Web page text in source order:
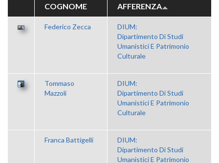
COGNOME
AFFERENZA
Federico Zecca
DIUM:
Dipartimento Di Studi
Umanistici E Patrimonio
Culturale
Tommaso
Mazzoli
DIUM:
Dipartimento Di Studi
Umanistici E Patrimonio
Culturale
Franca Battigelli
DIUM:
Dipartimento Di Studi
Umanistici E Patrimonio